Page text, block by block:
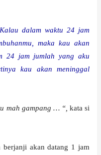
dalam waktu 24 jam
maka kau akan
24 jam jumlah yang aku
kau akan meninggal
mah gampang … “, kata si
akan datang 1 jam